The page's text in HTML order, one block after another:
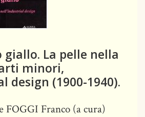
giallo. La pelle nella
minori,
design (1900-1940).
FOGGI Franco (a cura)